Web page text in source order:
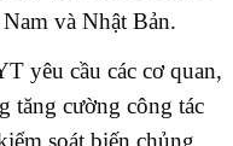
và Nhật Bản.
yêu cầu các cơ quan,
tăng cường công tác
soát biến chủng